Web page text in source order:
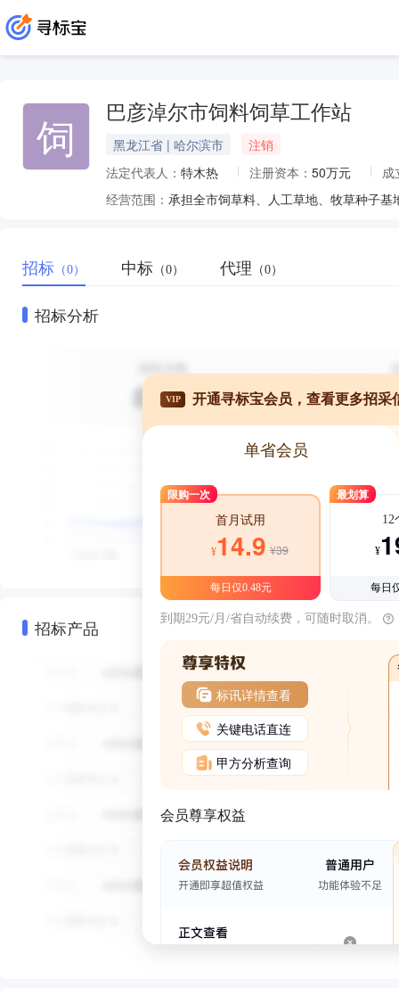
饲 巴彦淖尔市饲料饲草工作站
黑龙江省 | 哈尔滨市
注销
法定代表人： 特木热 注册资本： 50万元
成
经营范围：
招标 （0） 中标 （0） 代理 （0）
招标分析
招标产品
VIP 开通寻标宝会员，查看更多招采
单省会员
限购一次
首月试用
¥14.9 ¥39
每日仅0.48元
最划算
12
¥
每日
到期29元/月/省自动续费，可随时取消。
标讯详情查看
关键电话直连
甲方分析查询
会员尊享权益